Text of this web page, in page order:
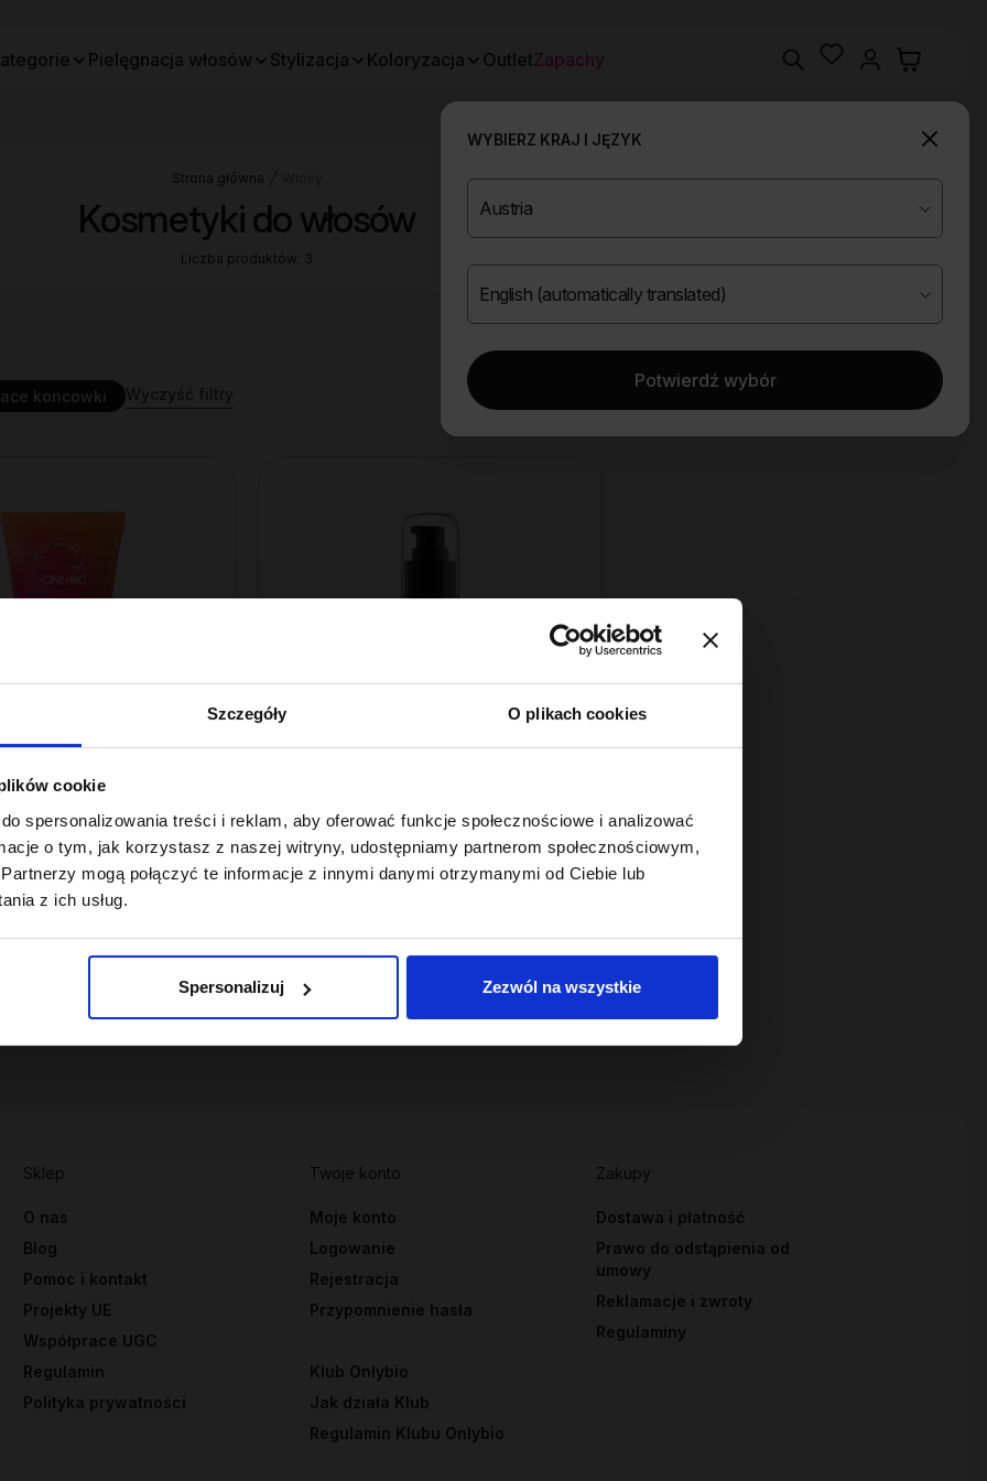
Szczegóły O plikach cookies
cookie
spersonalizowania treści i reklam, aby oferować funkcje społecznościowe i analizować
o tym, jak korzystasz z naszej witryny, udostępniamy partnerom społecznościowym,
mogą połączyć te informacje z innymi danymi otrzymanymi od Ciebie lub
z ich usług.
Spersonalizuj Zezwól na wszystkie
WYBIERZ KRAJ I JĘZYK
Potwierdź wybór
Pielęgnacja włosów Stylizacja Koloryzacja OutletZapachy SearchWishlist
Strona główna
Kosmetyki do włosów
Liczba produktów: 3
koncowki
By ONLYBIO
balansujący 50ml
z 30 dni przed obniżką:
Hair In Balance By ONLYBIO
olejek zabezpieczający
końcówki 80ml
22 49 zł
Sklep
O nas
Blog
Pomoc i kontakt
Projekty UE
Współprace UGC
Regulamin
Polityka prywatności
Twoje konto
Moje konto
Logowanie
Rejestracja
Przypomnienie hasła
Klub Onlybio
Jak działa Klub
Regulamin Klubu Onlybio
Zakupy
Dostawa i płatność
Prawo do odstąpienia od
umowy
Reklamacje i zwroty
Regulaminy